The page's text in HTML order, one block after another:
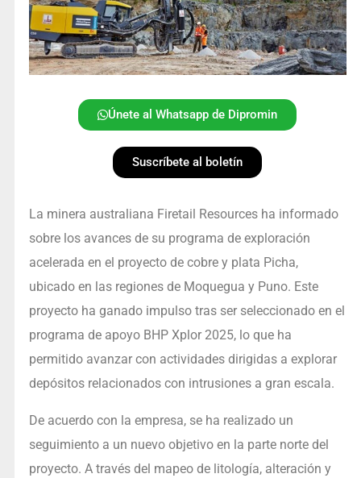
Únete al Whatsapp de Dipromin
Suscríbete al boletín
La minera australiana Firetail Resources ha informado
sobre los avances de su programa de exploración
acelerada en el proyecto de cobre y plata Picha,
ubicado en las regiones de Moquegua y Puno. Este
proyecto ha ganado impulso tras ser seleccionado en el
programa de apoyo BHP Xplor 2025, lo que ha
permitido avanzar con actividades dirigidas a explorar
depósitos relacionados con intrusiones a gran escala.
De acuerdo con la empresa, se ha realizado un
seguimiento a un nuevo objetivo en la parte norte del
proyecto. A través del mapeo de litología, alteración y